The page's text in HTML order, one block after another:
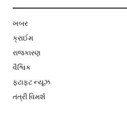
ખબર
ક્રાઈમ
રાજકારણ
વૈશ્વિક
ફટાફટ ન્યૂઝ
તંત્રી વિમર્શ